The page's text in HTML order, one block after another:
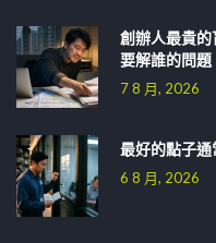
創辦人最貴
要解誰的問題
7 8 月, 2026
最好的點子
6 8 月, 2026